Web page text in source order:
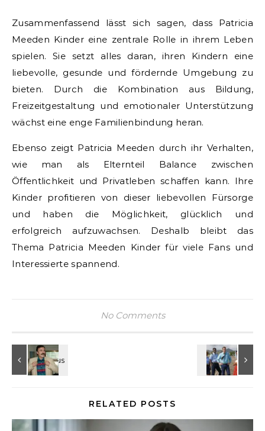
Zusammenfassend lässt sich sagen, dass Patricia
Meeden Kinder eine zentrale Rolle in ihrem Leben
spielen. Sie setzt alles daran, ihren Kindern eine
liebevolle, gesunde und fördernde Umgebung zu
bieten. Durch die Kombination aus Bildung,
Freizeitgestaltung und emotionaler Unterstützung
wächst eine enge Familienbindung heran.
Ebenso zeigt Patricia Meeden durch ihr Verhalten,
wie man als Elternteil Balance zwischen
Öffentlichkeit und Privatleben schaffen kann. Ihre
Kinder profitieren von dieser liebevollen Fürsorge
und haben die Möglichkeit, glücklich und
erfolgreich aufzuwachsen. Deshalb bleibt das
Thema Patricia Meeden Kinder für viele Fans und
Interessierte spannend.
No Comments
RELATED POSTS